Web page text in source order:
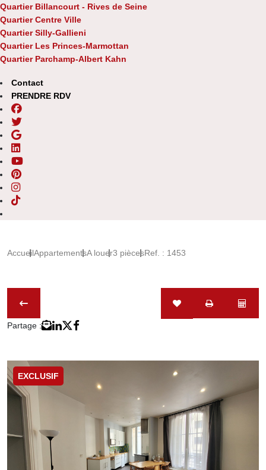
Quartier Billancourt - Rives de Seine
Quartier Centre Ville
Quartier Silly-Gallieni
Quartier Les Princes-Marmottan
Quartier Parchamp-Albert Kahn
Contact
PRENDRE RDV
AccueilAppartementsA louer3 piècesRef. : 1453
Partage :
EXCLUSIF